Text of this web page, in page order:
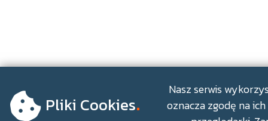
Pliki Cookies.
Nasz serwis
oznacza zgodę na